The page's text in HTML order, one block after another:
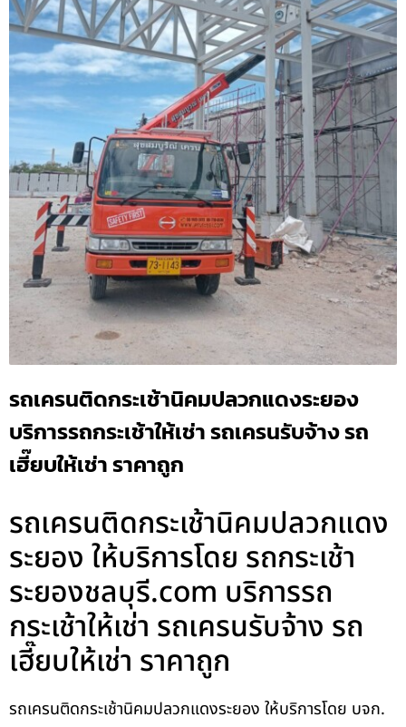
รถเครนติดกระเช้านิคมปลวกแดงระยอง
บริการรถกระเช้าให้เช่า รถเครนรับจ้าง รถ
เฮี๊ยบให้เช่า ราคาถูก
รถเครนติดกระเช้านิคมปลวกแดง
ระยอง ให้บริการโดย รถกระเช้า
ระยองชลบุรี.com บริการรถ
กระเช้าให้เช่า รถเครนรับจ้าง รถ
เฮี๊ยบให้เช่า ราคาถูก
รถเครนติดกระเช้านิคมปลวกแดงระยอง ให้บริการโดย บจก.